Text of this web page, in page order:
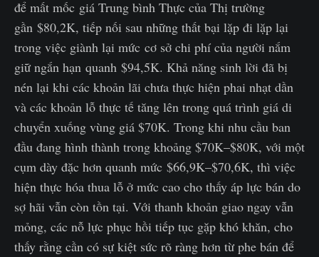
để mất mốc giá Trung bình Thực của Thị trường
gần $80,2K, tiếp nối sau những thất bại lặp đi lặp lại
trong việc giành lại mức cơ sở chi phí của người nắm
giữ ngắn hạn quanh $94,5K. Khả năng sinh lời đã bị
nén lại khi các khoản lãi chưa thực hiện phai nhạt dần
và các khoản lỗ thực tế tăng lên trong quá trình giá di
chuyển xuống vùng giá $70K. Trong khi nhu cầu ban
đầu đang hình thành trong khoảng $70K–$80K, với một
cụm dày đặc hơn quanh mức $66,9K–$70,6K, thì việc
hiện thực hóa thua lỗ ở mức cao cho thấy áp lực bán do
sợ hãi vẫn còn tồn tại. Với thanh khoản giao ngay vẫn
mỏng, các nỗ lực phục hồi tiếp tục gặp khó khăn, cho
thấy rằng cần có sự kiệt sức rõ ràng hơn từ phe bán để